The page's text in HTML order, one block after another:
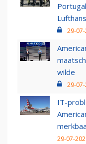
29-
wilde
29-07-
IT-
29-07-